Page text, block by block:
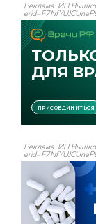
Реклама: ИП
Реклама: ИП